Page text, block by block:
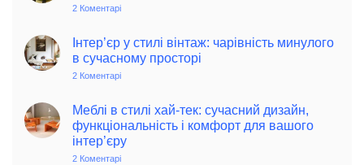
особливості
та
поради
2 Коментарі
–
джерело
позитиву
інтер’єрі
Інтер’єр у стилі вінтаж: чарівність минулого
в сучасному просторі
2 Коментарі
стилі
вінтаж:
чарівність
минулого
в
Меблі в стилі хай-тек: сучасний дизайн,
функціональність і комфорт для вашого
інтер’єру
2 Коментарі